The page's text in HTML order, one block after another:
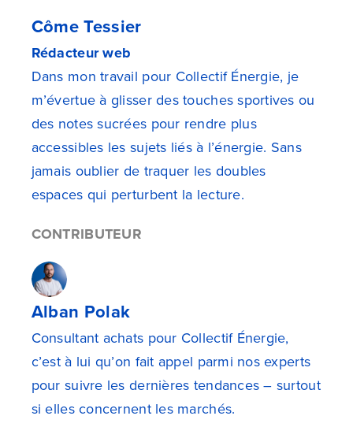
Côme Tessier
Rédacteur web
Dans mon travail pour Collectif Énergie, je
m’évertue à glisser des touches sportives ou
des notes sucrées pour rendre plus
accessibles les sujets liés à l’énergie. Sans
jamais oublier de traquer les doubles
espaces qui perturbent la lecture.
CONTRIBUTEUR
Alban Polak
Consultant achats pour Collectif Énergie,
c’est à lui qu’on fait appel parmi nos experts
pour suivre les dernières tendances – surtout
si elles concernent les marchés.